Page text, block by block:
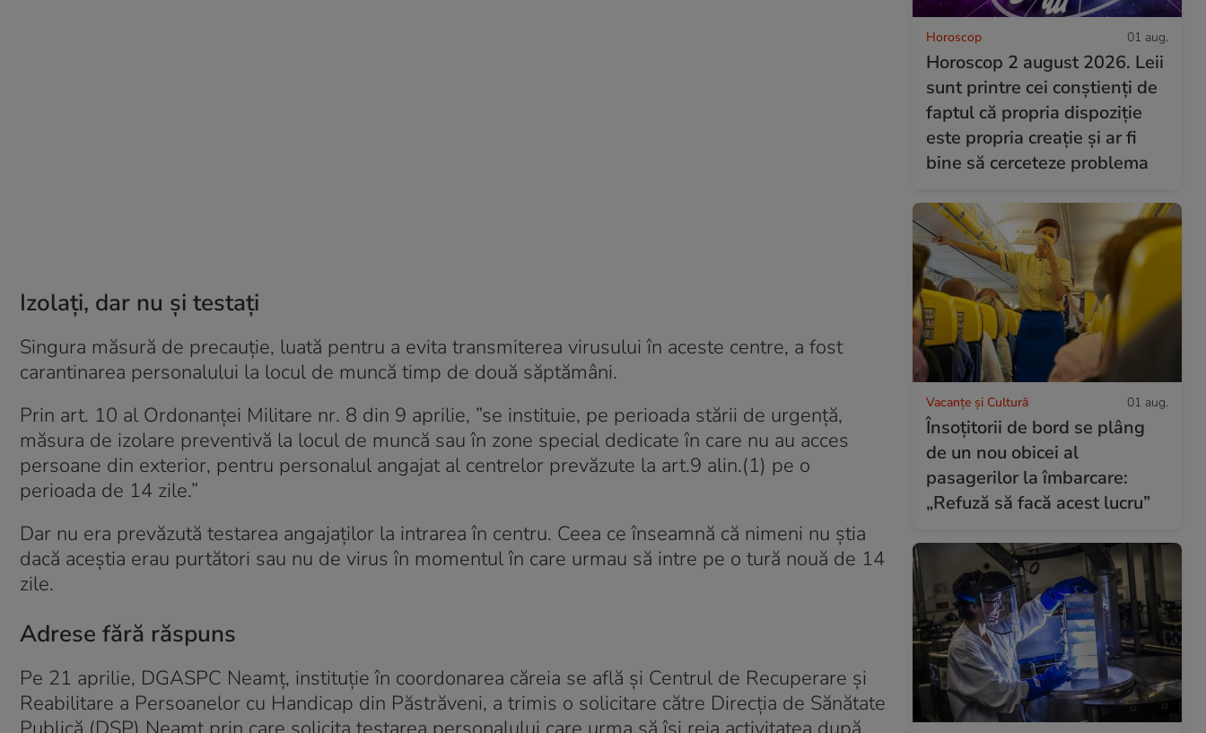
Izolați, dar nu și testați
Singura măsură de precauție, luată pentru a evita transmiterea virusului în aceste centre, a fost
carantinarea personalului la locul de muncă timp de două săptămâni.
Prin art. 10 al Ordonanței Militare nr. 8 din 9 aprilie, ”se instituie, pe perioada stării de urgență,
măsura de izolare preventivă la locul de muncă sau în zone special dedicate în care nu au acces
persoane din exterior, pentru personalul angajat al centrelor prevăzute la art.9 alin.(1) pe o
perioada de 14 zile.”
Dar nu era prevăzută testarea angajaților la intrarea în centru. Ceea ce înseamnă că nimeni nu știa
dacă aceștia erau purtători sau nu de virus în momentul în care urmau să intre pe o tură nouă de 14
zile.
Adrese fără răspuns
Pe 21 aprilie, DGASPC Neamț, instituție în coordonarea căreia se află și Centrul de Recuperare şi
Reabilitare a Persoanelor cu Handicap din Păstrăveni, a trimis o solicitare către Direcția de Sănătate
Horoscop 01 aug.
Horoscop 2 august 2026. Leii
sunt printre cei conștienți de
faptul că propria dispoziție
este propria creație și ar fi
bine să cerceteze problema
Vacanțe și Cultură 01 aug.
Însoțitorii de bord se plâng
de un nou obicei al
pasagerilor la îmbarcare:
„Refuză să facă acest lucru”